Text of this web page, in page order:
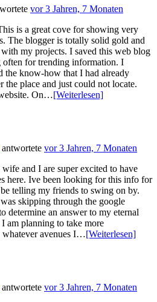
vor 3 Jahren, 7 Monaten
is a great cove for showing very
The blogger is totally solid gold and
my projects. I saved this web blog
for trending information. I
the know-how that I had already
the place and just could not locate.
On…[Weiterlesen]
antwortete vor 3 Jahren, 7 Monaten
and I are super excited to have
here. Ive been looking for this info for
telling my friends to swing on by.
skipping through the google
determine an answer to my eternal
am planning to take more
avenues I…[Weiterlesen]
antwortete vor 3 Jahren, 7 Monaten